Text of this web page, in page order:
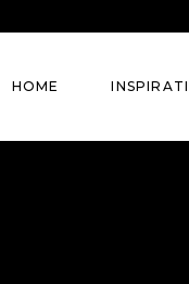
HOME